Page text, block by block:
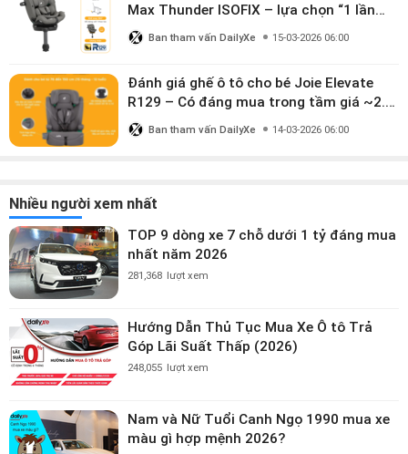
Max Thunder ISOFIX – lựa chọn “1 lần
dùng đến 12 năm” có đáng giá gần 9
triệu?
Ban tham vấn DailyXe 15-03-2026 06:00
Đánh giá ghế ô tô cho bé Joie Elevate
R129 – Có đáng mua trong tầm giá ~2.8
triệu?
Ban tham vấn DailyXe 14-03-2026 06:00
Nhiều người xem nhất
TOP 9 dòng xe 7 chỗ dưới 1 tỷ đáng mua
nhất năm 2026
281,368 lượt xem
Hướng Dẫn Thủ Tục Mua Xe Ô tô Trả
Góp Lãi Suất Thấp (2026)
248,055 lượt xem
Nam và Nữ Tuổi Canh Ngọ 1990 mua xe
màu gì hợp mệnh 2026?